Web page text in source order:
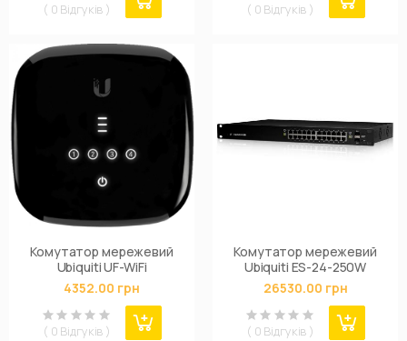
( 0 Відгуків ) ( 0 Відгуків )
Комутатор мережевий
Ubiquiti UF-WiFi
4352.00 грн
( 0 Відгуків )
Комутатор мережевий
Ubiquiti ES-24-250W
26530.00 грн
( 0 Відгуків )